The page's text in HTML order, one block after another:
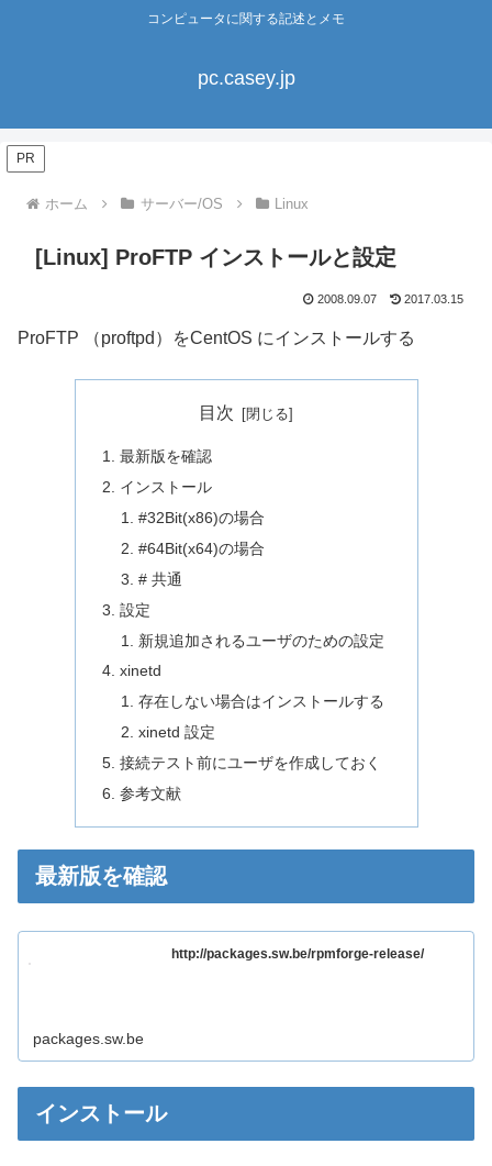
コンピュータに関する記述とメモ
pc.casey.jp
PR
ホーム サーバー/OS Linux
[Linux] ProFTP インストールと設定
2008.09.07 2017.03.15
ProFTP （proftpd）をCentOS にインストールする
目次
最新版を確認
インストール
#32Bit(x86)の場合
#64Bit(x64)の場合
# 共通
設定
新規追加されるユーザのための設定
xinetd
存在しない場合はインストールする
xinetd 設定
接続テスト前にユーザを作成しておく
参考文献
最新版を確認
http://packages.sw.be/rpmforge-release/
packages.sw.be
インストール